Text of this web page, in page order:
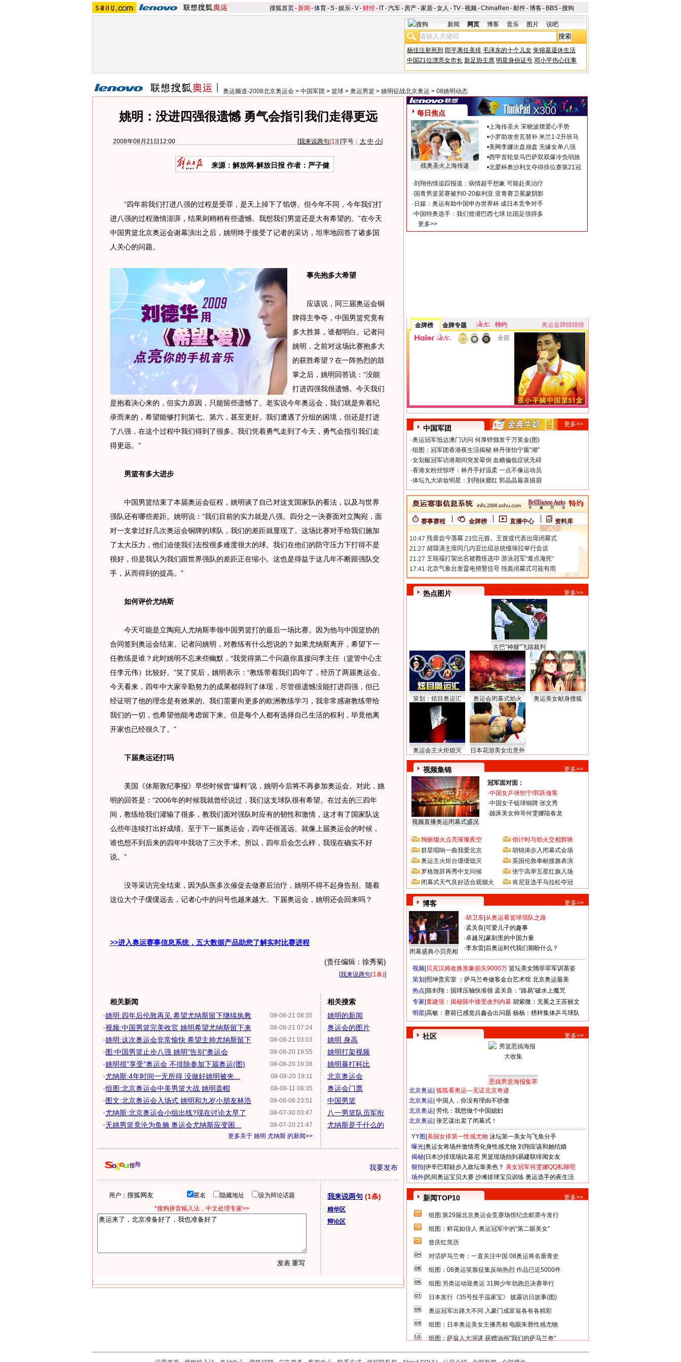
搜狐首页-新闻 -体育-S-娱乐-V- 财经- IT-汽车- 房产-家居-女人 -TV-视频-ChinaRen -邮件-博客- BBS-搜狗
新闻 网页 博客 音乐 图片 说吧
杨佳注射死刑 郎平离任美排 毛泽东的十个儿女 朱镕基退休生活
中国21位漂亮女市长 新足协主席 明星身份证号 邓小平伤心往事
奥运频道-2008北京奥运会 > 中国军团 > 篮球 > 奥运男篮 > 姚明征战北京奥运 > 08姚明动态
姚明：没进四强很遗憾 勇气会指引我们走得更远
2008年08月21日12:00 [我来说两句(1)] [字号： 大 中 小]
来源：解放网-解放日报 作者：严子健
“四年前我们打进八强的过程是受罪，是天上掉下了馅饼。但今年不同，今年我们打
进八强的过程激情澎湃，结果则稍稍有些遗憾。我想我们男篮还是大有希望的。”在今天
中国男篮北京奥运会谢幕演出之后，姚明终于接受了记者的采访，坦率地回答了诸多国
人关心的问题。
事先抱多大希望
应该说，同三届奥运会铜
牌得主争夺，中国男篮究竟有
多大胜算，谁都明白。记者问
姚明，之前对这场比赛抱多大
的获胜希望？在一阵热烈的鼓
掌之后，姚明回答说：“没能
打进四强我很遗憾。今天我们
是抱着决心来的，但实力原因，只能留些遗憾了。老实说今年奥运会，我们就是奔着纪
录而来的，希望能够打到第七、第六，甚至更好。我们遭遇了分组的困境，但还是打进
了八强，在这个过程中我们得到了很多。我们凭着勇气走到了今天，勇气会指引我们走
得更远。”
男篮有多大进步
中国男篮结束了本届奥运会征程，姚明谈了自己对这支国家队的看法，以及与世界
强队还有哪些差距。姚明说：“我们目前的实力就是八强。四分之一决赛面对立陶宛，面
对一支拿过好几次奥运会铜牌的球队，我们的差距就显现了。这场比赛对手给我们施加
了太大压力，他们迫使我们去投很多难度很大的球。我们在他们的防守压力下打得不是
很好，但是我认为我们跟世界强队的差距正在缩小。这也是得益于这几年不断跟强队交
手，从而得到的提高。”
如何评价尤纳斯
今天可能是立陶宛人尤纳斯率领中国男篮打的最后一场比赛。因为他与中国篮协的
合同签到奥运会结束。记者问姚明，对教练有什么想说的？如果尤纳斯离开，希望下一
任教练是谁？此时姚明不忘来些幽默，“我觉得第二个问题你直接问李主任（篮管中心主
任李元伟）比较好。”笑了笑后，姚明表示：“教练带着我们四年了，经历了两届奥运会。
今天看来，四年中大家辛勤努力的成果都得到了体现，尽管很遗憾没能打进四强，但已
经证明了他的理念是有效果的。我们需要向更多的欧洲教练学习，我非常感谢教练带给
我们的一切，也希望他能考虑留下来。但是每个人都有选择自己生活的权利，毕竟他离
开家也已经很久了。”
下届奥运还打吗
美国《休斯敦纪事报》早些时候曾“爆料”说，姚明今后将不再参加奥运会。对此，姚
明的回答是：“2006年的时候我就曾经说过，我们这支球队很有希望。在过去的三四年
间，教练给我们灌输了很多，教我们面对强队时应有的韧性和激情，这才有了国家队这
么些年连续打出好成绩。至于下一届奥运会，四年还很遥远。就像上届奥运会的时候，
谁也想不到后来的四年中我动了三次手术。所以，四年后会怎么样，我现在确实不好
说。”
没等采访完全结束，因为队医多次催促去做赛后治疗，姚明不得不起身告别。随着
这位大个子缓缓远去，记者心中的问号也越来越大。下届奥运会，姚明还会回来吗？
>>进入奥运赛事信息系统，五大数据产品助您了解实时比赛进程
(责任编辑：徐秀菊)
[我来说两句(1条)]
相关新闻
08-08-21 08:35
·姚明:四年后伦敦再见 希望尤纳斯留下继续执教
08-08-21 07:24
·视频:中国男篮完美收官 姚明希望尤纳斯留下来
08-08-21 03:03
·姚明:这次奥运会非常愉快 希望主帅尤纳斯留下
08-08-20 19:55
·图:中国男篮止步八强 姚明"告别"奥运会
08-08-20 19:38
·姚明很"享受"奥运会 不排除参加下届奥运(图)
08-08-20 19:11
·尤纳斯:4年时间一无所得 没做好姚明被夹...
08-08-11 08:35
·组图:北京奥运会中美男篮大战 姚明盖帽
08-08-08 23:51
·图文:北京奥运会入场式 姚明和九岁小朋友林浩
08-07-30 03:47
·尤纳斯:北京奥运会小组出线?现在讨论太早了
08-07-20 21:47
·无姚男篮竟沦为鱼腩 奥运会尤纳斯应变困...
更多关于 姚明 尤纳斯 的新闻>>
相关搜索
姚明的新闻
奥运会的图片
姚明 身高
姚明打架视频
姚明暴打科比
北京奥运会
奥运会门票
中国男篮
八一男篮队员军衔
尤纳斯是干什么的
我要发布
用户： 匿名 隐藏地址
设为辩论话题
*搜狗拼音输入法，中文处理专家>>
我来说两句 (1条)
精华区
辩论区
每日焦点
残奥圣火上海传递
•上海传圣火 宋晓波摆爱心手势
•小罗助攻舍瓦替补 米兰1-2升班马
•美网李娜次盘崩盘 无缘女单八强
•西甲首轮皇马巴萨双双爆冷负弱旅
•北爱杯奥沙利文夺得排位赛第21冠
·刘翔伤情追踪报道：病情超乎想象 可能赴美治疗
· 国青男篮罢赛被判0-20叙利亚 亚青赛卫冕蒙阴影
· 日媒：奥运有助中国申办世界杯 成日本竞争对手
·中国特奥选手：我们曾灌巴西七球 比国足强得多
更多>>
金牌榜 金牌专题 特约
奥运金牌猜猜猜
全部
中国军团
更多>>
·奥运冠军抵达澳门访问 何厚铧颁发千万奖金(图)
·组图：冠军团香港夜生活揭秘 林丹张怡宁最"潮"
·女划艇冠军访港期间突发晕倒 血糖偏低症状无碍
·香港女粉丝惊呼：林丹手好温柔 一点不像运动员
·体坛九大浓妆明星：刘翔抹腮红 郭晶晶最喜描眉
赛事赛程 金牌榜 直播中心 资料库
热点图片 更多>>
古巴"神腿"飞踹裁判
策划：炫目奥运汇 奥运会闭幕式焰火 奥运美女献身搜狐
奥运会主火炬熄灭 日本花游美女出意外
视频集锦 更多>>
视频直播奥运闭幕式盛况
冠军面对面：
·中国女乒张怡宁/郭跃做客
·中国女子链球铜牌 张文秀
·蹦床美女帅哥何雯娜陆春龙
绚丽烟火点亮璀璨夜空
群星唱响一曲我爱北京
奥运主火炬台缓缓熄灭
罗格致辞再秀中文问候
闭幕式天气良好适合观烟火
倒计时与焰火交相辉映
胡锦涛步入闭幕式会场
英国伦敦奉献接旗表演
张宁高举五星红旗入场
肯尼亚选手马拉松夺冠
博客 更多>>
闭幕盛典小贝亮相
·胡卫东 从奥运看篮球强队之路
·孟关良 可爱儿子的趣事
·卓越兄 篆刻里的中国力量
·李东雷 后奥运时代我们期盼什么？
视频| 贝克汉姆改换形象损失9000万 篮坛美女隋菲菲军训英姿
策划| 熙坤贵宾室 ：萨马兰奇做客金台艺术馆 北京奥运最美
热点| 陈剑翔：国球压轴快准很 孟关良：“路易”破水上魔咒
专家| 童建强：揭秘陈中接受改判内幕 胡紫微：无冕之王苏丽文
明星| 高敏：赛前已感觉吕鑫会出问题 杨杨：榜样集体乒乓球队
社区 更多>>
恶搞男篮海报集萃
北京奥运 狐狐看奥运—见证北京奇迹
北京奥运 中国人，你没有理由不骄傲
北京奥运 劳伦：我想做个中国媳妇
北京奥运 张艺谋出卖了闭幕式！
YY图| 美国女排第一性感尤物 泳坛第一美女与飞鱼分手
曝光| 奥运女将场外激情秀化身性感尤物 刘翔应该和她结婚
揭秘| 日本沙排现场比基尼 男篮现场拍到易建联绯闻女友
狠拍| 伊辛巴耶娃步入政坛靠美色？ 美女冠军何雯娜QQ私聊照
场外| 民间奥运宝贝大赛 沙滩排球宝贝训练 奥运选手的夜生活
新闻TOP10 更多>>
组图:第29届北京奥运会竞赛场馆纪念邮票今发行
组图：鲜花如佳人 奥运冠军中的“第二眼美女”
曾庆红简历
对话萨马兰奇：一直关注中国 08奥运将名垂青史
组图：08奥运笑脸征集反响热烈 作品已近5000件
组图:另类运动迎奥运 31脚少年劲跑总决赛举行
日本发行《35号投手温家宝》 披露访日故事(图)
奥运冠军出路大不同 入豪门成富翁各有各精彩
组图：日本奥运美女主播亮相 电眼朱唇性感尤物
组图：萨翁人大演讲 获赠油画"我们的萨马兰奇"